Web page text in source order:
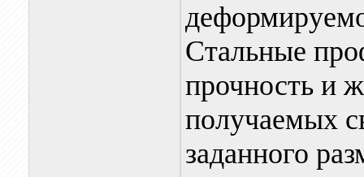
Стальные
прочность и
получаемых
заданного